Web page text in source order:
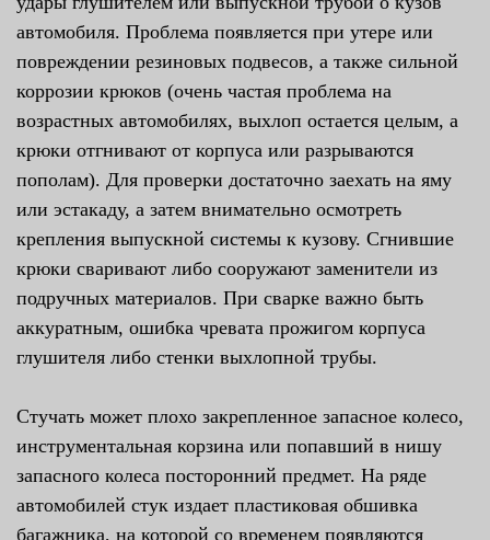
автомобиля. Проблема появляется при утере или
повреждении резиновых подвесов, а также сильной
коррозии крюков (очень частая проблема на
возрастных автомобилях, выхлоп остается целым, а
крюки отгнивают от корпуса или разрываются
пополам). Для проверки достаточно заехать на яму
или эстакаду, а затем внимательно осмотреть
крепления выпускной системы к кузову. Сгнившие
крюки сваривают либо сооружают заменители из
подручных материалов. При сварке важно быть
аккуратным, ошибка чревата прожигом корпуса
глушителя либо стенки выхлопной трубы.
Стучать может плохо закрепленное запасное колесо,
инструментальная корзина или попавший в нишу
запасного колеса посторонний предмет. На ряде
автомобилей стук издает пластиковая обшивка
багажника, на которой со временем появляются